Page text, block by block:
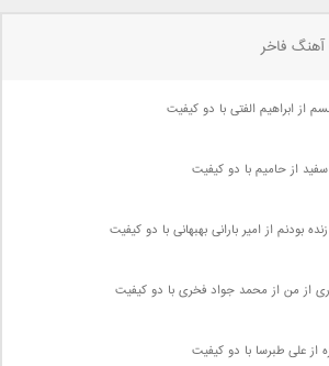
فاخر
از ابراهیم الفتی با دو کیفیت
از حامیم با دو کیفیت
بودنم از امیر بارانی بهبهانی با دو کیفیت
از من از محمد جواد فخری با دو کیفیت
از علی طبرسا با دو کیفیت